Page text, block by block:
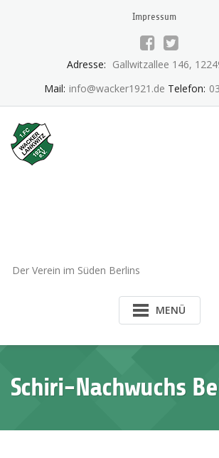
Impressum
Adresse: Gallwitzallee 146,
Mail: info@wacker1921.de Telefon:
Der Verein im Süden Berlins
MENÜ
Schiri-Nachwuchs